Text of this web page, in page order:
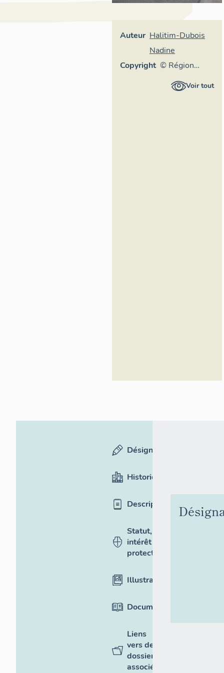
Auteur Halitim-Dubois
Nadine
Copyright © Région
Rhône-Alpes,
Voir tout
Désignation
Historique
Description
Statut,
intérêt et
protection
Illustrations
Documentation
Liens
vers des
dossiers
associés